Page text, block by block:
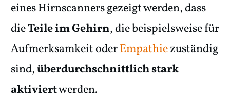
eines Hirnscanners gezeigt werden, dass
dieTeile im Gehirn, die beispielsweise für
Aufmerksamkeit oderEmpathiezuständig
sind,überdurchschnittlich stark
aktiviertwerden.